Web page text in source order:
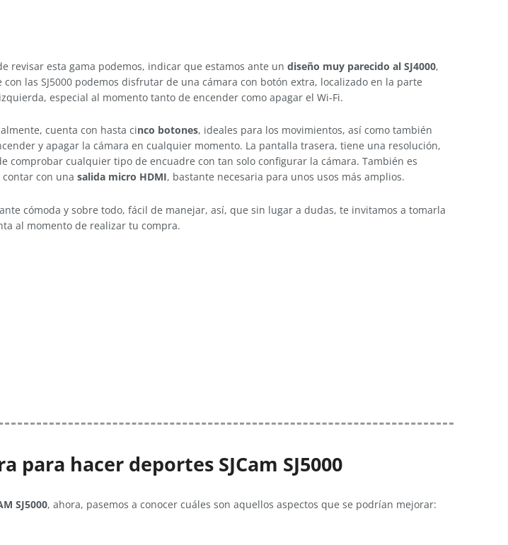
revisar esta gama podemos, indicar que estamos ante un diseño muy parecido al SJ4000,
con las SJ5000 podemos disfrutar de una cámara con botón extra, localizado en la parte
especial al momento tanto de encender como apagar el Wi-Fi.
cuenta con hasta cinco botones, ideales para los movimientos, así como también
y apagar la cámara en cualquier momento. La pantalla trasera, tiene una resolución,
comprobar cualquier tipo de encuadre con tan solo configurar la cámara. También es
con una salida micro HDMI, bastante necesaria para unos usos más amplios.
cómoda y sobre todo, fácil de manejar, así, que sin lugar a dudas, te invitamos a tomarla
al momento de realizar tu compra.
para hacer deportes SJCam SJ5000
SJ5000, ahora, pasemos a conocer cuáles son aquellos aspectos que se podrían mejorar: